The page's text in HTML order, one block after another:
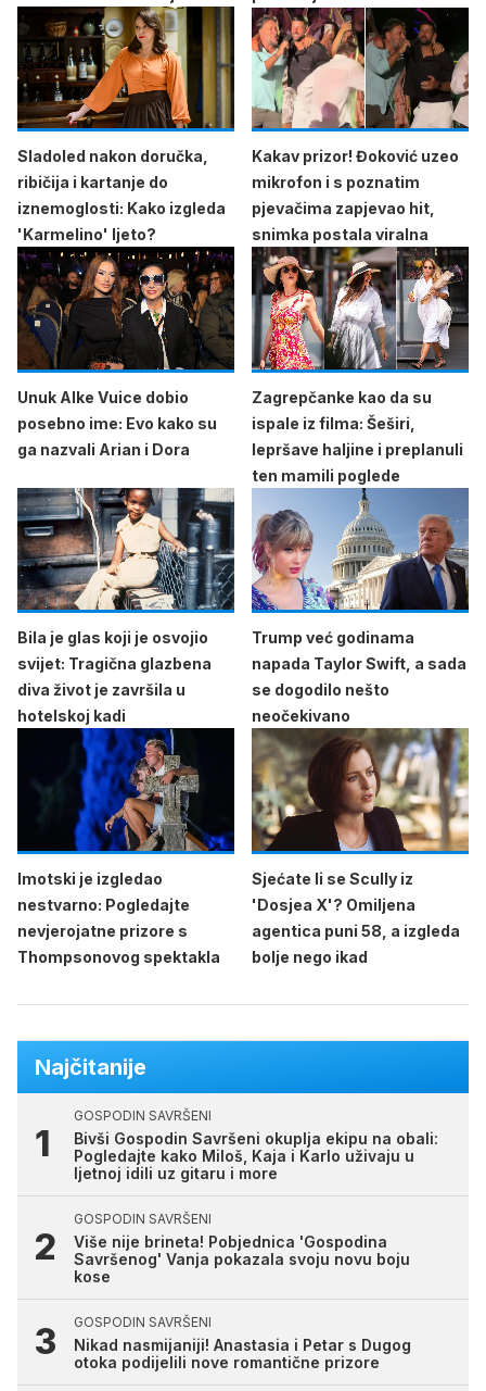
Sladoled nakon doručka,
ribičija i kartanje do
iznemoglosti: Kako izgleda
'Karmelino' ljeto?
Kakav prizor! Đoković uzeo
mikrofon i s poznatim
pjevačima zapjevao hit,
snimka postala viralna
Unuk Alke Vuice dobio
posebno ime: Evo kako su
ga nazvali Arian i Dora
Zagrepčanke kao da su
ispale iz filma: Šeširi,
lepršave haljine i preplanuli
ten mamili poglede
Bila je glas koji je osvojio
svijet: Tragična glazbena
diva život je završila u
hotelskoj kadi
Trump već godinama
napada Taylor Swift, a sada
se dogodilo nešto
neočekivano
Imotski je izgledao
nestvarno: Pogledajte
nevjerojatne prizore s
Thompsonovog spektakla
Sjećate li se Scully iz
'Dosjea X'? Omiljena
agentica puni 58, a izgleda
bolje nego ikad
Najčitanije
GOSPODIN SAVRŠENI
Bivši Gospodin Savršeni okuplja ekipu na obali:
Pogledajte kako Miloš, Kaja i Karlo uživaju u
ljetnoj idili uz gitaru i more
GOSPODIN SAVRŠENI
Više nije brineta! Pobjednica 'Gospodina
Savršenog' Vanja pokazala svoju novu boju
kose
GOSPODIN SAVRŠENI
Nikad nasmijaniji! Anastasia i Petar s Dugog
otoka podijelili nove romantične prizore